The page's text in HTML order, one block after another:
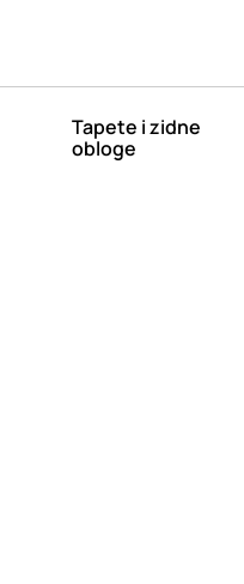
Tapete i zidne
obloge